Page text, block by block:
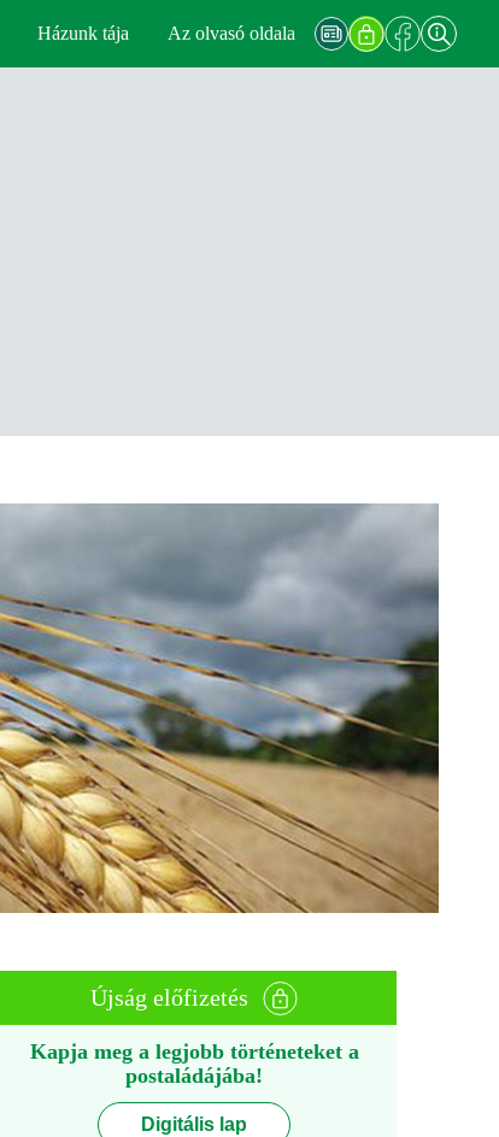
Házunk tája Az olvasó oldala
Újság előfizetés
Kapja meg a legjobb történeteket a
postaládájába!
Digitális lap